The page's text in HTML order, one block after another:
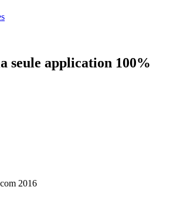
seule application 100%
2016